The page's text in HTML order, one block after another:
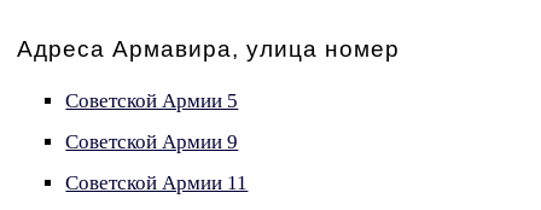
Адреса Армавира, улица номер
Советской Армии 5
Советской Армии 9
Советской Армии 11